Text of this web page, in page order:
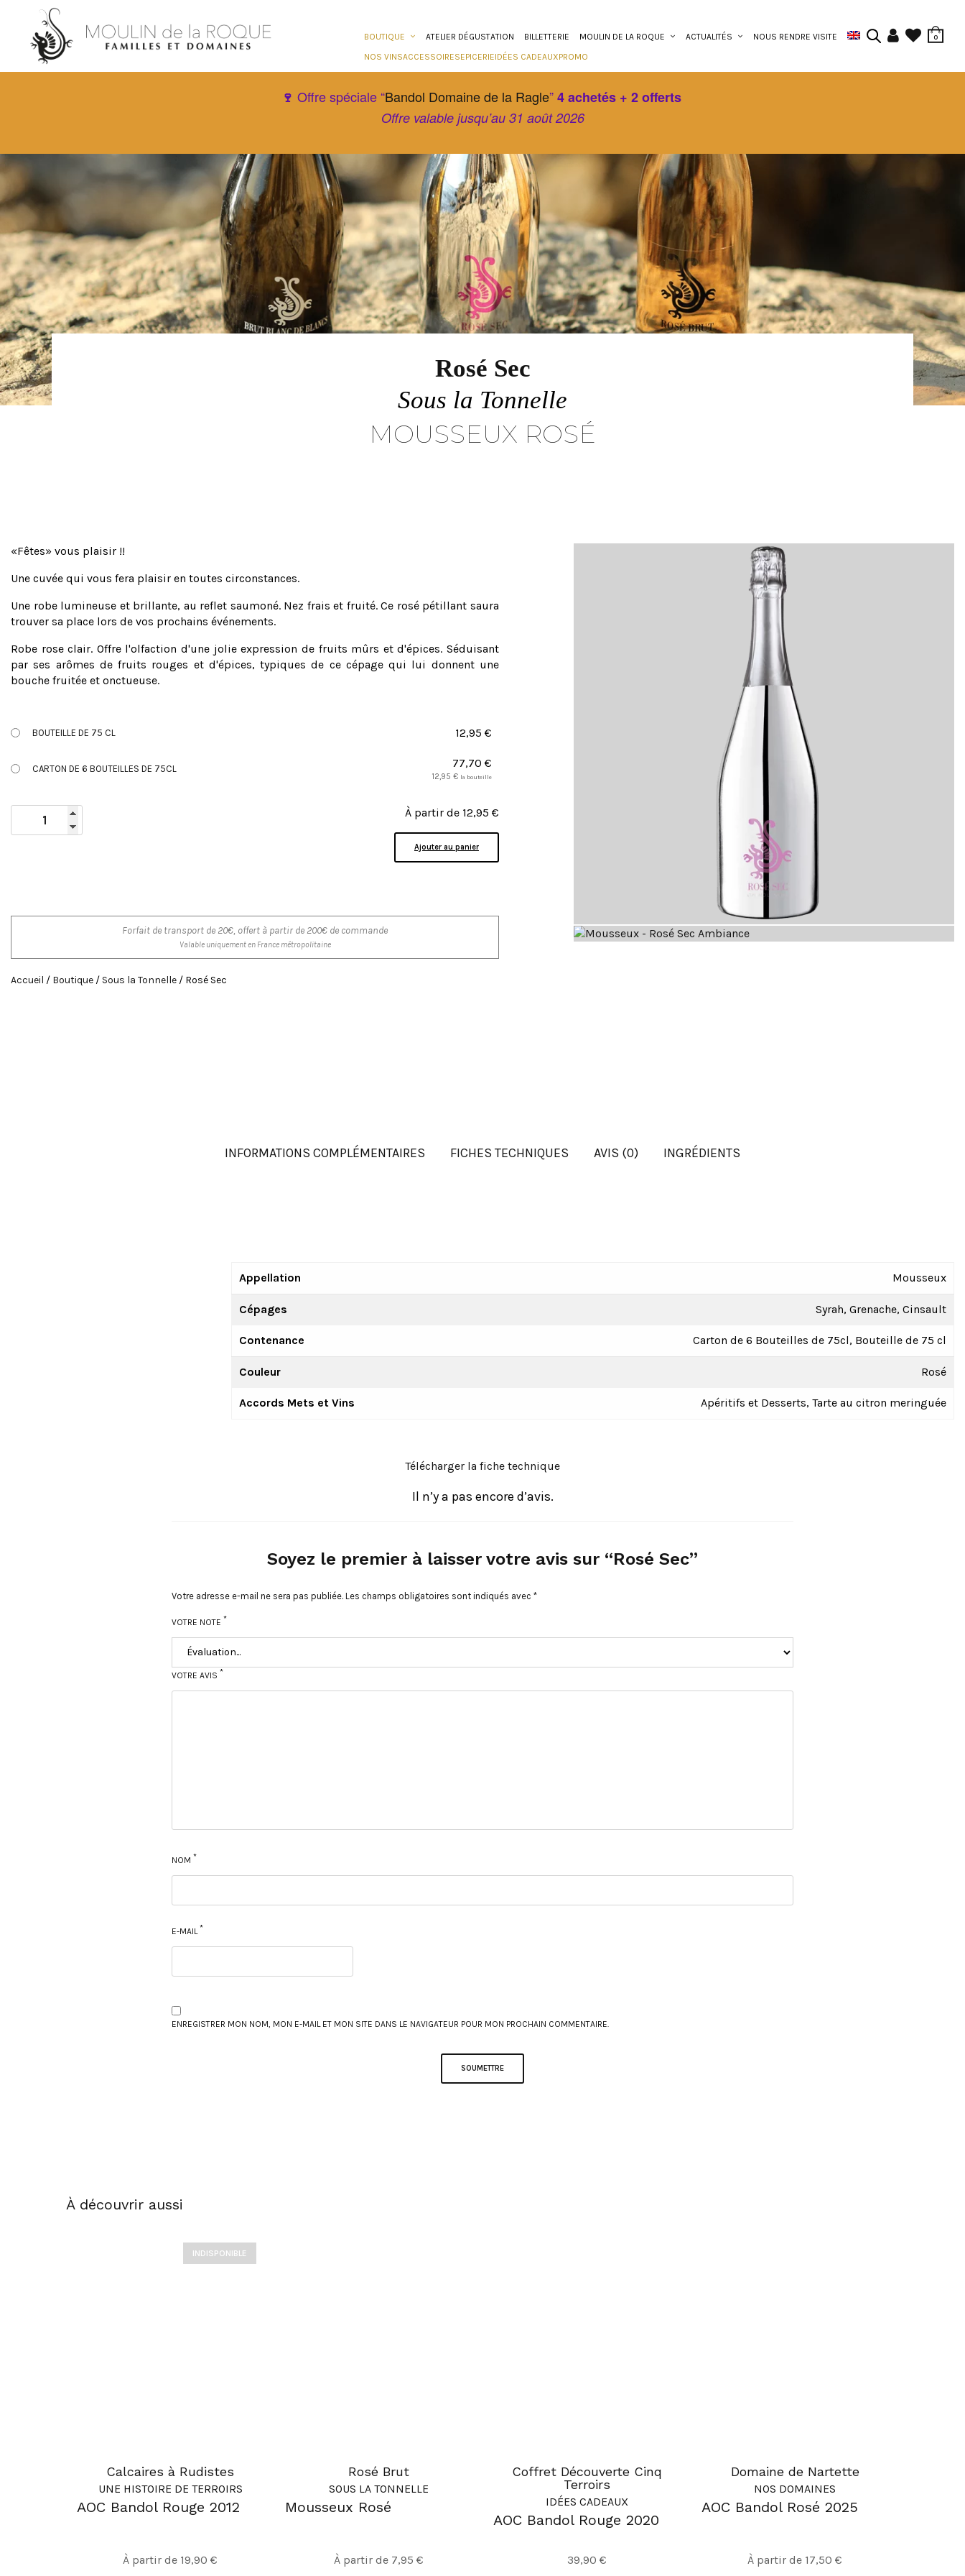
BOUTIQUE
NOS VINSACCESSOIRESEPICERIEIDÉES CADEAUXPROMO
ATELIER DÉGUSTATION BILLETTERIE MOULIN DE LA ROQUE ACTUALITÉS NOUS RENDRE VISITE 0
🍷 Offre spéciale “Bandol Domaine de la Ragle”4 achetés + 2 offerts
Offre valable jusqu’au 31 août 2026
Rosé Sec
Sous la Tonnelle
MOUSSEUX ROSÉ
«Fêtes» vous plaisir !!
Une cuvée qui vous fera plaisir en toutes circonstances.
Une robe lumineuse et brillante, au reflet saumoné. Nez frais et fruité. Ce rosé pétillant saura
trouver sa place lors de vos prochains événements.
Robe rose clair. Offre l'olfaction d'une jolie expression de fruits mûrs et d'épices. Séduisant
par ses arômes de fruits rouges et d'épices, typiques de ce cépage qui lui donnent une
bouche fruitée et onctueuse.
BOUTEILLE DE 75 CL 12,95 €
CARTON DE 6 BOUTEILLES DE 75CL 77,70 €
12,95 € la bouteille
À partir de 12,95 €
Ajouter au panier
Forfait de transport de 20€, offert à partir de 200€ de commande
Valable uniquement en France métropolitaine
Accueil / Boutique / Sous la Tonnelle / Rosé Sec
INFORMATIONS COMPLÉMENTAIRES FICHES TECHNIQUES AVIS (0) INGRÉDIENTS
Appellation Mousseux
Cépages Syrah, Grenache, Cinsault
Contenance Carton de 6 Bouteilles de 75cl, Bouteille de 75 cl
Couleur Rosé
Accords Mets et Vins Apéritifs et Desserts, Tarte au citron meringuée
Télécharger la fiche technique
Il n’y a pas encore d’avis.
Soyez le premier à laisser votre avis sur “Rosé Sec”
Votre adresse e-mail ne sera pas publiée. Les champs obligatoires sont indiqués avec *
VOTRE NOTE *
VOTRE AVIS *
NOM *
E-MAIL *
ENREGISTRER MON NOM, MON E-MAIL ET MON SITE DANS LE NAVIGATEUR POUR MON PROCHAIN COMMENTAIRE.
À découvrir aussi
INDISPONIBLE
Calcaires à Rudistes
UNE HISTOIRE DE TERROIRS
AOC Bandol Rouge 2012
À partir de 19,90 €
Ce
Rosé Brut
SOUS LA TONNELLE
Mousseux Rosé
À partir de 7,95 €
Ce
Coffret Découverte Cinq
Terroirs
IDÉES CADEAUX
AOC Bandol Rouge 2020
39,90 €
Domaine de Nartette
NOS DOMAINES
AOC Bandol Rosé 2025
À partir de 17,50 €
Ce